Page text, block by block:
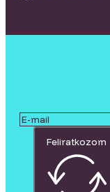
Feliratkozom